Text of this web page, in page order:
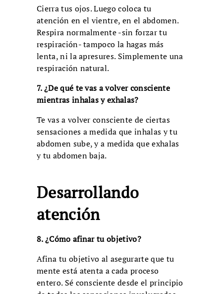
Cierra tus ojos. Luego coloca tu
atención en el vientre, en el abdomen.
Respira normalmente -sin forzar tu
respiración- tampoco la hagas más
lenta, ni la apresures. Simplemente una
respiración natural.
7. ¿De qué te vas a volver consciente
mientras inhalas y exhalas?
Te vas a volver consciente de ciertas
sensaciones a medida que inhalas y tu
abdomen sube, y a medida que exhalas
y tu abdomen baja.
Desarrollando
atención
8. ¿Cómo afinar tu objetivo?
Afina tu objetivo al asegurarte que tu
mente está atenta a cada proceso
entero. Sé consciente desde el principio